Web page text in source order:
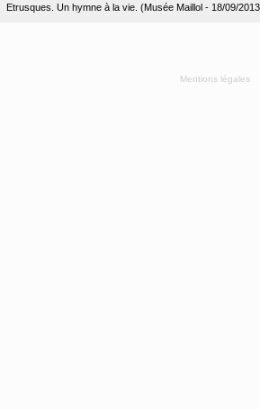
Etrusques. Un hymne à la vie. (Musée Maillol - 18/09/
Mentions légales